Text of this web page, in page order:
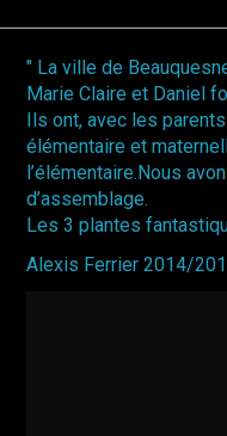
" La ville de
Marie Claire et Daniel
Ils ont, avec les
élémentaire et
l’élémentaire.Nous
d’assemblage.
Les 3 plantes
Alexis Ferrier 2014/